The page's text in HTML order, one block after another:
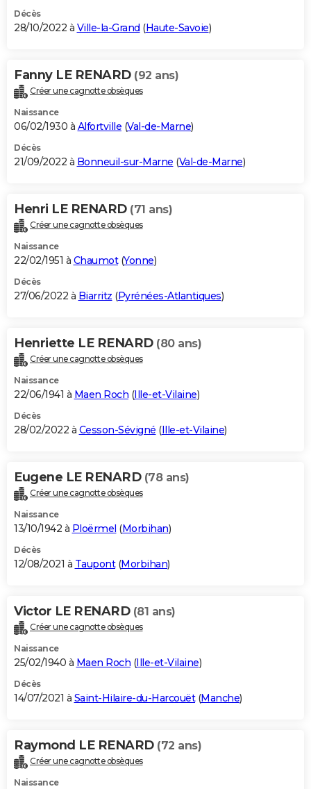
Décès
28/10/2022 à Ville-la-Grand (Haute-Savoie)
Fanny LE RENARD (92 ans)
Créer une cagnotte obsèques
Naissance
06/02/1930 à Alfortville (Val-de-Marne)
Décès
21/09/2022 à Bonneuil-sur-Marne (Val-de-Marne)
Henri LE RENARD (71 ans)
Créer une cagnotte obsèques
Naissance
22/02/1951 à Chaumot(Yonne)
Décès
27/06/2022 à Biarritz (Pyrénées-Atlantiques)
Henriette LE RENARD (80 ans)
Créer une cagnotte obsèques
Naissance
22/06/1941 à Maen Roch (Ille-et-Vilaine)
Décès
28/02/2022 à Cesson-Sévigné (Ille-et-Vilaine)
Eugene LE RENARD (78 ans)
Créer une cagnotte obsèques
Naissance
13/10/1942 à Ploërmel (Morbihan)
Décès
12/08/2021 à Taupont(Morbihan)
Victor LE RENARD (81 ans)
Créer une cagnotte obsèques
Naissance
25/02/1940 à Maen Roch (Ille-et-Vilaine)
Décès
14/07/2021 à Saint-Hilaire-du-Harcouët(Manche)
Raymond LE RENARD (72 ans)
Créer une cagnotte obsèques
Naissance